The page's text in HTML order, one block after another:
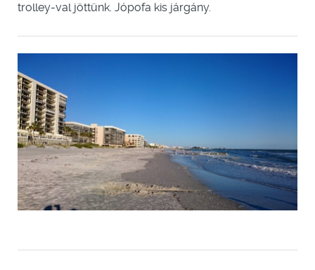
trolley-val jöttünk. Jópofa kis járgány.